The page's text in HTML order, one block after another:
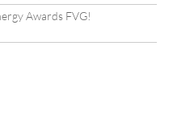
Awards FVG!